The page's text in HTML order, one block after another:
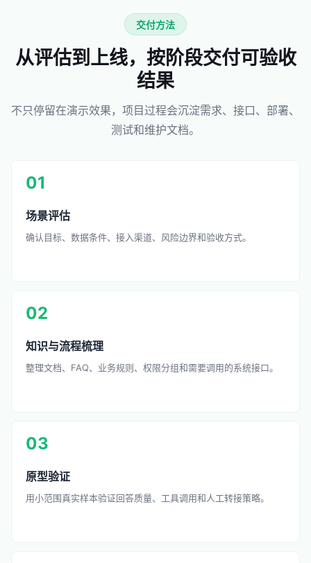
交付方法
从评估到上线，按阶段交付可验收
结果
不只停留在演示效果，项目过程会沉淀需求、接口、部署、
测试和维护文档。
01
场景评估
确认目标、数据条件、接入渠道、风险边界和验收方式。
02
知识与流程梳理
整理文档、FAQ、业务规则、权限分组和需要调用的系统接口。
03
原型验证
用小范围真实样本验证回答质量、工具调用和人工转接策略。